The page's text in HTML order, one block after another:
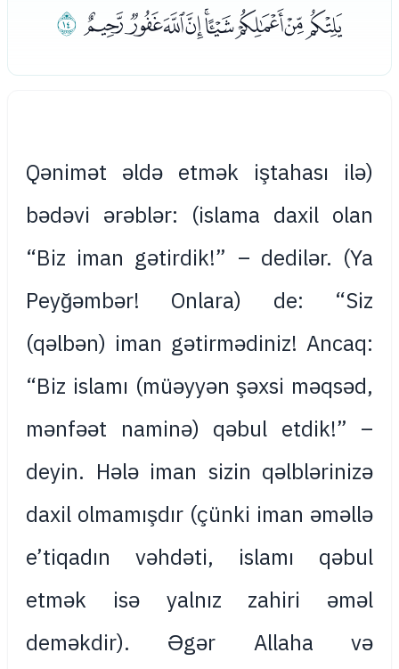
ﮢﮣﮤﮥﮦﮧﮨﮩﮪﮫ
(Qənimət əldə etmək iştahası ilə
islama daxil olan) bədəvi ərəblər:
“Biz iman gətirdik!” – dedilər. (Ya
Peyğəmbər! Onlara) de: “Siz
(qəlbən) iman gətirmədiniz! Ancaq:
“Biz islamı (müəyyən şəxsi məqsəd,
mənfəət naminə) qəbul etdik!” –
deyin. Hələ iman sizin qəlblərinizə
daxil olmamışdır (çünki iman əməllə
e’tiqadın vəhdəti, islamı qəbul
etmək isə yalnız zahiri əməl
deməkdir). Əgər Allaha və